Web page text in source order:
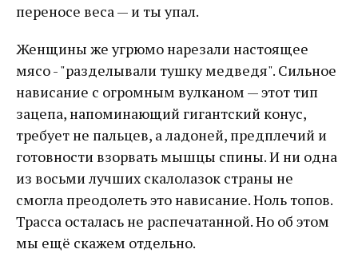
переносе веса — и ты упал.
Женщины же угрюмо нарезали настоящее
мясо - "разделывали тушку медведя". Сильное
нависание с огромным вулканом — этот тип
зацепа, напоминающий гигантский конус,
требует не пальцев, а ладоней, предплечий и
готовности взорвать мышцы спины. И ни одна
из восьми лучших скалолазок страны не
смогла преодолеть это нависание. Ноль топов.
Трасса осталась не распечатанной. Но об этом
мы ещё скажем отдельно.